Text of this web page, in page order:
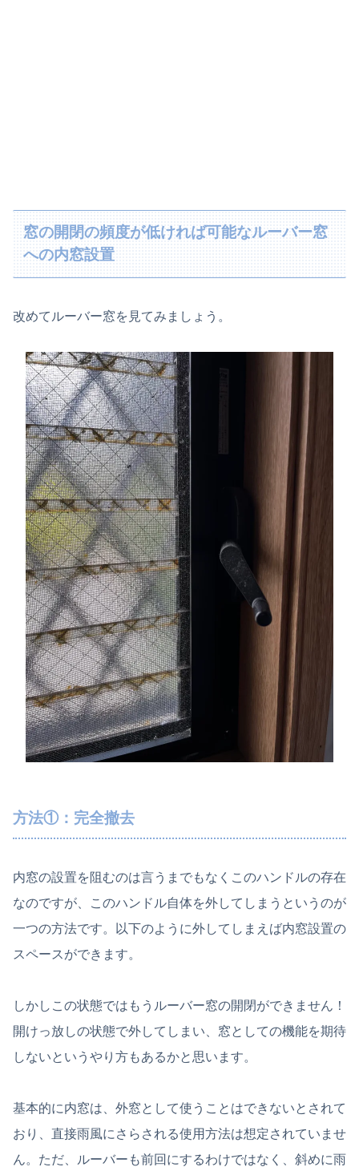
窓の開閉の頻度が低ければ可能なルーバー窓
への内窓設置
改めてルーバー窓を見てみましょう。
方法①：完全撤去
内窓の設置を阻むのは言うまでもなくこのハンドルの存在
なのですが、このハンドル自体を外してしまうというのが
一つの方法です。以下のように外してしまえば内窓設置の
スペースができます。
しかしこの状態ではもうルーバー窓の開閉ができません！
開けっ放しの状態で外してしまい、窓としての機能を期待
しないというやり方もあるかと思います。
基本的に内窓は、外窓として使うことはできないとされて
おり、直接雨風にさらされる使用方法は想定されていませ
ん。ただ、ルーバーも前回にするわけではなく、斜めに雨